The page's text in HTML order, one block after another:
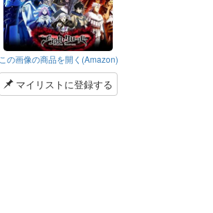
この画像の商品を開く(Amazon)
マイリストに登録する